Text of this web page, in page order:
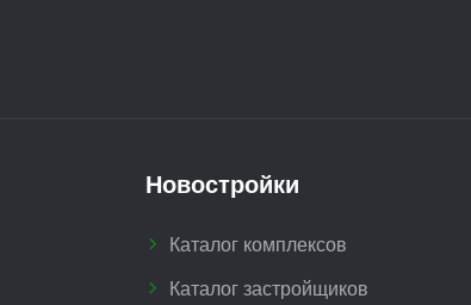
Новостройки
Каталог комплексов
Каталог застройщиков